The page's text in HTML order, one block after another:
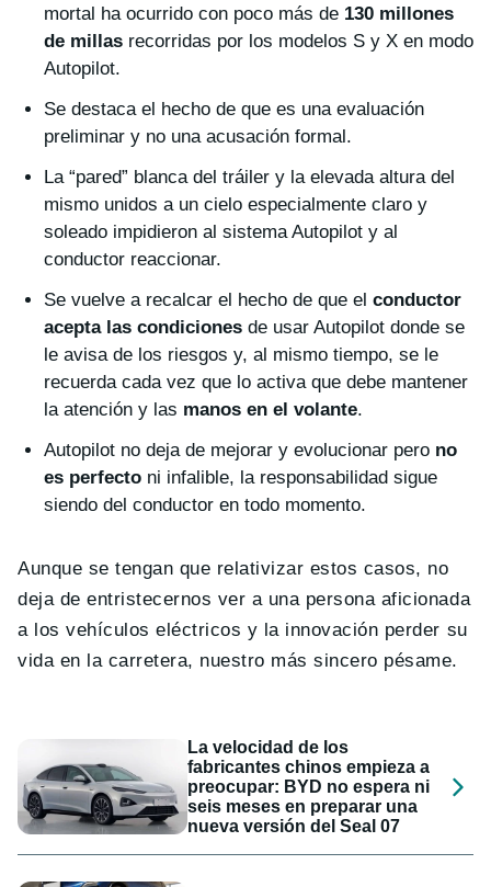
mortal ha ocurrido con poco más de 130 millones
de millas recorridas por los modelos S y X en modo
Autopilot.
Se destaca el hecho de que es una evaluación
preliminar y no una acusación formal.
La “pared” blanca del tráiler y la elevada altura del
mismo unidos a un cielo especialmente claro y
soleado impidieron al sistema Autopilot y al
conductor reaccionar.
Se vuelve a recalcar el hecho de que el conductor
acepta las condiciones de usar Autopilot donde se
le avisa de los riesgos y, al mismo tiempo, se le
recuerda cada vez que lo activa que debe mantener
la atención y las manos en el volante.
Autopilot no deja de mejorar y evolucionar pero no
es perfecto ni infalible, la responsabilidad sigue
siendo del conductor en todo momento.
Aunque se tengan que relativizar estos casos, no
deja de entristecernos ver a una persona aficionada
a los vehículos eléctricos y la innovación perder su
vida en la carretera, nuestro más sincero pésame.
La velocidad de los
fabricantes chinos empieza a
preocupar: BYD no espera ni
seis meses en preparar una
nueva versión del Seal 07